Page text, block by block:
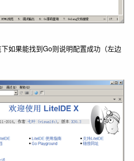
如果能找到Go则说明配置成功（左边